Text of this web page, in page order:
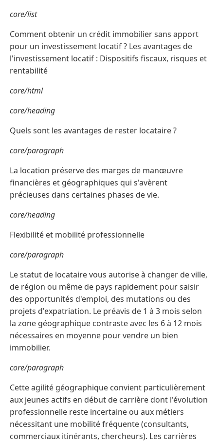
core/list
Comment obtenir un crédit immobilier sans apport
pour un investissement locatif ? Les avantages de
l'investissement locatif : Dispositifs fiscaux, risques et
rentabilité
core/html
core/heading
Quels sont les avantages de rester locataire ?
core/paragraph
La location préserve des marges de manœuvre
financières et géographiques qui s'avèrent
précieuses dans certaines phases de vie.
core/heading
Flexibilité et mobilité professionnelle
core/paragraph
Le statut de locataire vous autorise à changer de ville,
de région ou même de pays rapidement pour saisir
des opportunités d'emploi, des mutations ou des
projets d'expatriation. Le préavis de 1 à 3 mois selon
la zone géographique contraste avec les 6 à 12 mois
nécessaires en moyenne pour vendre un bien
immobilier.
core/paragraph
Cette agilité géographique convient particulièrement
aux jeunes actifs en début de carrière dont l'évolution
professionnelle reste incertaine ou aux métiers
nécessitant une mobilité fréquente (consultants,
commerciaux itinérants, chercheurs). Les carrières